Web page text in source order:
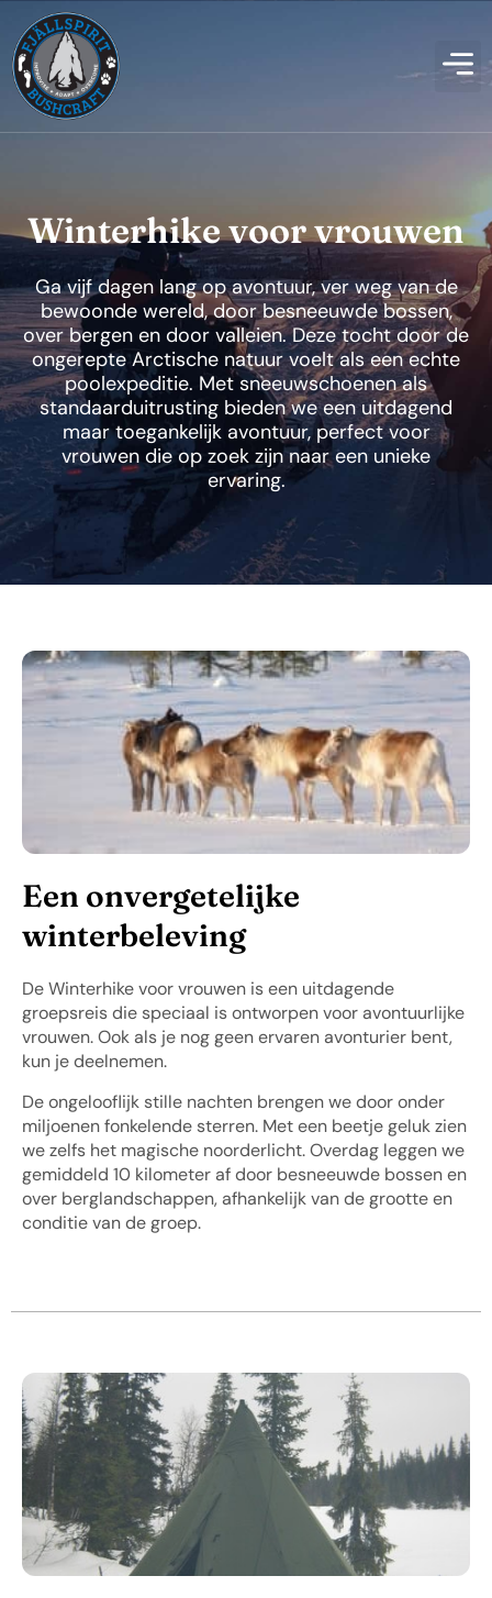
Winterhike voor vrouwen
Ga vijf dagen lang op avontuur, ver weg van de
bewoonde wereld, door besneeuwde bossen,
over bergen en door valleien. Deze tocht door de
ongerepte Arctische natuur voelt als een echte
poolexpeditie. Met sneeuwschoenen als
standaarduitrusting bieden we een uitdagend
maar toegankelijk avontuur, perfect voor
vrouwen die op zoek zijn naar een unieke
ervaring.
Een onvergetelijke
winterbeleving
De Winterhike voor vrouwen is een uitdagende
groepsreis die speciaal is ontworpen voor avontuurlijke
vrouwen. Ook als je nog geen ervaren avonturier bent,
kun je deelnemen.
De ongelooflijk stille nachten brengen we door onder
miljoenen fonkelende sterren. Met een beetje geluk zien
we zelfs het magische noorderlicht. Overdag leggen we
gemiddeld 10 kilometer af door besneeuwde bossen en
over berglandschappen, afhankelijk van de grootte en
conditie van de groep.